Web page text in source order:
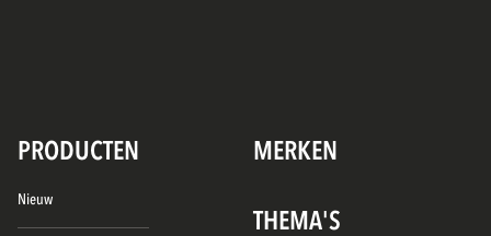
PRODUCTEN MERKEN
Nieuw
THEMA'S